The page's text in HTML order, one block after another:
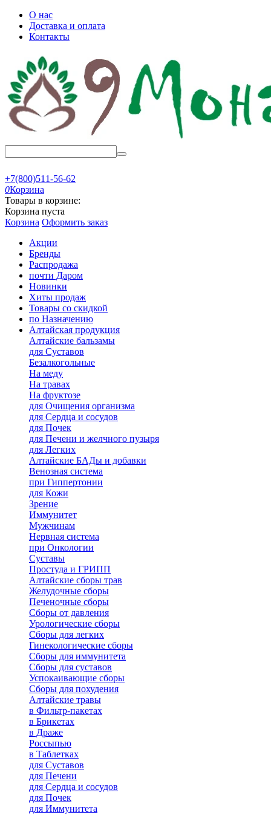
О нас
Доставка и оплата
Контакты
+7(800)511-56-62
0Корзина
Товары в корзине:
Корзина пуста
Корзина Оформить заказ
Акции
Бренды
Распродажа
почти Даром
Новинки
Хиты продаж
Товары со скидкой
по Назначению
Алтайская продукция
Алтайские бальзамы
для Суставов
Безалкогольные
На меду
На травах
На фруктозе
для Очищения организма
для Сердца и сосудов
для Почек
для Печени и желчного пузыря
для Легких
Алтайские БАДы и добавки
Венозная система
при Гиппертонии
для Кожи
Зрение
Иммунитет
Мужчинам
Нервная система
при Онкологии
Суставы
Простуда и ГРИПП
Алтайские сборы трав
Желудочные сборы
Печеночные сборы
Сборы от давления
Урологические сборы
Сборы для легких
Гинекологические сборы
Сборы для иммунитета
Сборы для суставов
Успокаивающие сборы
Сборы для похудения
Алтайские травы
в Фильтр-пакетах
в Брикетах
в Драже
Россыпью
в Таблетках
для Cуставов
для Печени
для Сердца и сосудов
для Почек
для Иммунитета